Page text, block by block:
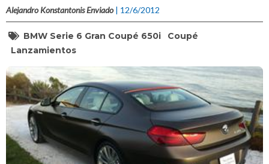
Alejandro Konstantonis Enviado | 12/6/2012
BMW Serie 6 Gran Coupé 650i
Coupé
Lanzamientos